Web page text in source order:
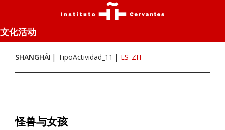
文化活动
SHANGHÁI TipoActividad_11 ES ZH
怪兽与女孩